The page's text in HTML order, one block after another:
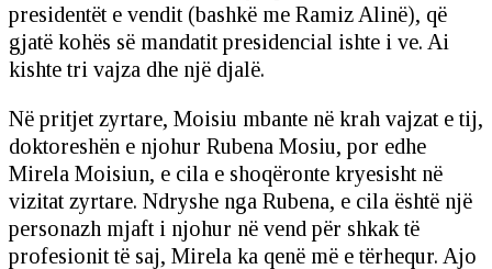
presidentët e vendit (bashkë me Ramiz Alinë), që
gjatë kohës së mandatit presidencial ishte i ve. Ai
kishte tri vajza dhe një djalë.
Në pritjet zyrtare, Moisiu mbante në krah vajzat e tij,
doktoreshën e njohur Rubena Mosiu, por edhe
Mirela Moisiun, e cila e shoqëronte kryesisht në
vizitat zyrtare. Ndryshe nga Rubena, e cila është një
personazh mjaft i njohur në vend për shkak të
profesionit të saj, Mirela ka qenë më e tërhequr. Ajo